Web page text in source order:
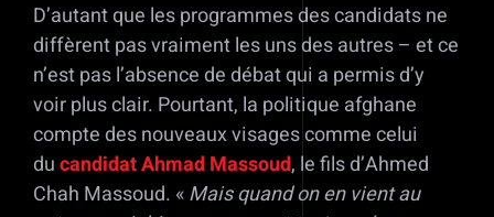
D’autant que les programmes des candidats ne
diffèrent pas vraiment les uns des autres – et ce
n’est pas l’absence de débat qui a permis d’y
voir plus clair. Pourtant, la politique afghane
compte des nouveaux visages comme celui
ducandidat Ahmad Massoud, le fils d’Ahmed
Chah Massoud. «Mais quand on en vient au